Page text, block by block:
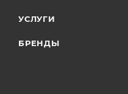
УСЛУГИ
БРЕНДЫ